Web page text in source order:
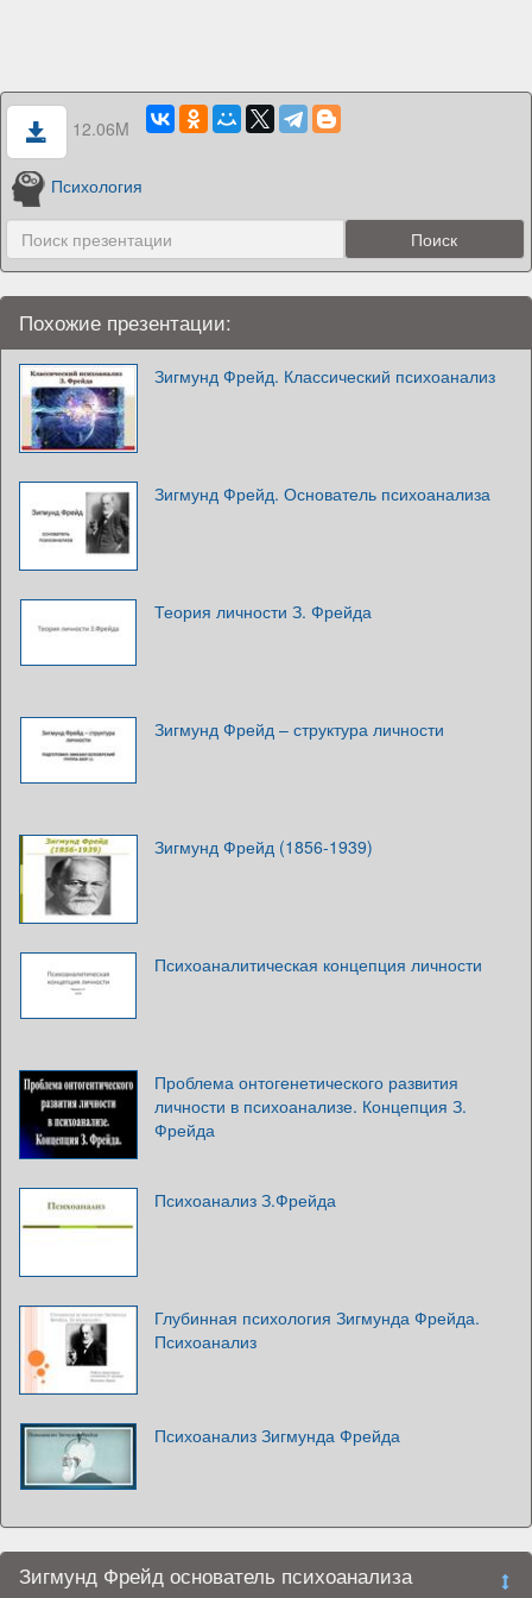
12.06M
Психология
Похожие презентации:
Зигмунд Фрейд. Классический психоанализ
Зигмунд Фрейд. Основатель психоанализа
Теория личности З. Фрейда
Зигмунд Фрейд – структура личности
Зигмунд Фрейд (1856-1939)
Психоаналитическая концепция личности
Проблема онтогенетического развития
личности в психоанализе. Концепция З.
Фрейда
Психоанализ З.Фрейда
Глубинная психология Зигмунда Фрейда.
Психоанализ
Психоанализ Зигмунда Фрейда
Зигмунд Фрейд основатель психоанализа